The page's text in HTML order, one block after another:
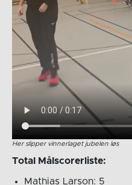
Her slipper vinnerlaget jubelen løs
Total Målscorerliste:
Mathias Larson: 5